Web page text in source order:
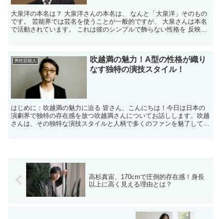
大泉洋の本名は？ 大泉洋さんの本名は、 なんと「大泉洋」そのもの
です。 芸能界では芸名を使うことが一般的ですが、 大泉さんは本名
で活動されています。 これは彼のシンプルで飾らない性格を 反映し
男性芸能人
吹越満の魅力！A型の性格が織り
なす独特の演技スタイル！
はじめに：吹越満の魅力に迫る 皆さん、こんにちは！今日は日本の
演劇界で独特の存在感を放つ吹越満さんについてお話しします。吹越
さんは、その独特な演技スタイルと人柄で多くのファンを魅了してい
高杉真宙、170cmで圧倒的存在感！身長
以上に高く見える理由とは？